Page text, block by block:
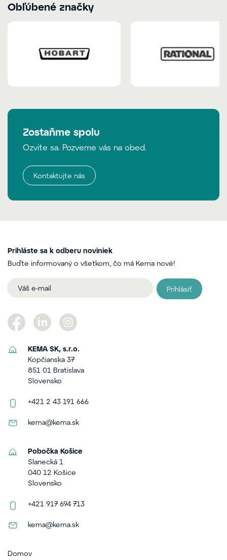
Obľúbené značky
Zostaňme spolu
Ozvite sa. Pozveme vás na obed.
Kontaktujte nás
Prihláste sa k odberu noviniek
Buďte informovaný o všetkom, čo má Kema nové!
Prihlásiť
KEMA SK, s.r.o.
Kopčianska 37
851 01 Bratislava
Slovensko
+421 2 43 191 666
kema@kema.sk
Pobočka Košice
Slanecká 1
040 12 Košice
Slovensko
+421 917 694 713
kema@kema.sk
Domov